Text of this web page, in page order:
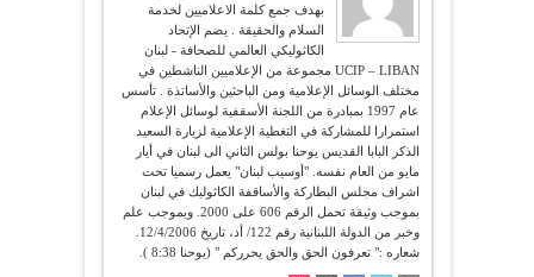
بهدف جمع كلمة الاعلاميين لخدمة
السلام والحقيقة . يضم الإتحاد
الكاثوليكي العالمي للصحافة - لبنان
UCIP – LIBAN مجموعة من الإعلاميين الناشطين في
مختلف الوسائل الإعلامية ومن الباحثين والأساتذة . تأسس
عام 1997 بمبادرة من اللجنة الأسقفية لوسائل الإعلام
استمرارا للمشاركة في التغطية الإعلامية لزيارة السعيد
الذكر البابا القديس يوحنا بولس الثاني الى لبنان في أيار
مايو من العام نفسه. "أوسيب لبنان" يعمل رسميا تحت
اشراف مجلس البطاركة والأساقفة الكاثوليك في لبنان
بموجب وثيقة تحمل الرقم 606 على 2000. وبموجب علم
شعاره :" تعرفون الحق والحق يحرركم " (يوحنا 8:38 ).